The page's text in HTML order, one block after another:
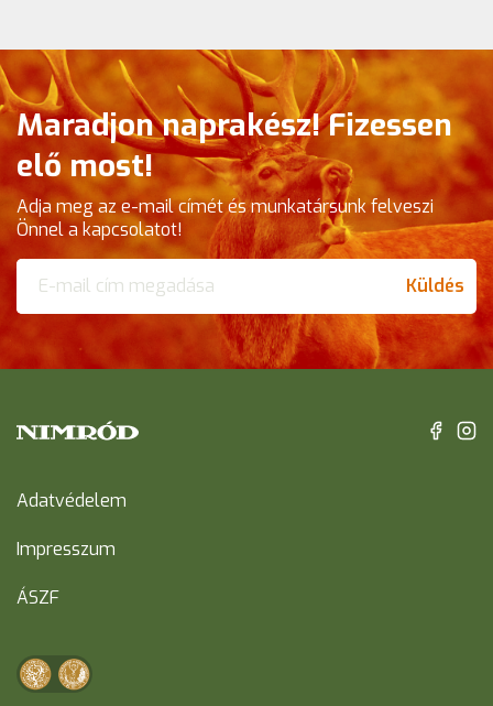
Maradjon naprakész! Fizessen
elő most!
Adja meg az e-mail címét és munkatársunk felveszi
Önnel a kapcsolatot!
Küldés
Adatvédelem
Impresszum
ÁSZF